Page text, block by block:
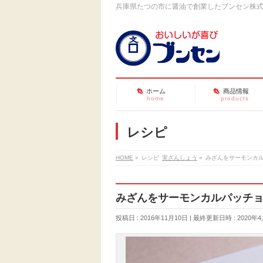
兵庫県たつの市に醤油で創業したブンセン株
ホーム
home
商品情報
products
レシピ
HOME » レシピ 実ざんしょう » みざんをサーモンカ
みざんをサーモンカルパッチ
投稿日 : 2016年11月10日 最終更新日時 : 2020年4